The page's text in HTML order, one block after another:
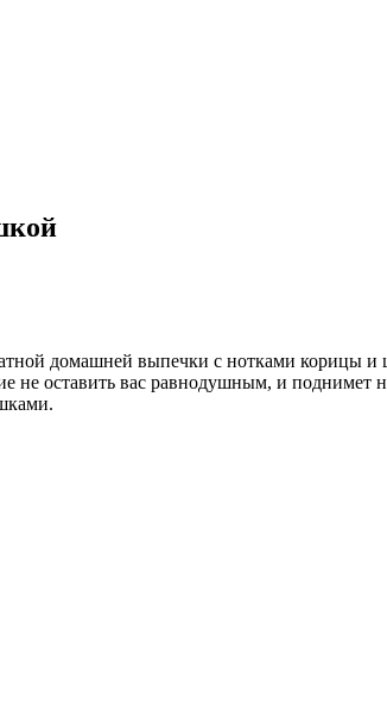
домашней выпечки с нотками корицы и
оставить вас равнодушным, и поднимет